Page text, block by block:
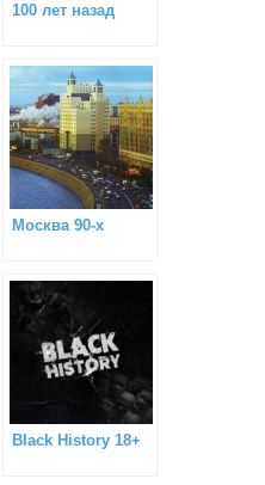
100 лет назад
Москва 90-х
Black History 18+